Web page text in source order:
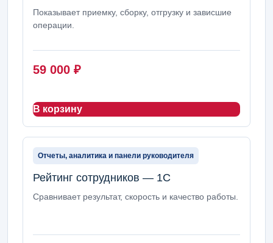
Показывает приемку, сборку, отгрузку и зависшие
операции.
59 000 ₽
В корзину
Отчеты, аналитика и панели руководителя
Рейтинг сотрудников — 1С
Сравнивает результат, скорость и качество работы.